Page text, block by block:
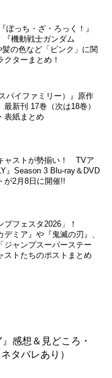
ぼっち・ざ・ろっく！』
『機動戦士ガンダム
の色など「ピンク」に関
ターまとめ！
パイファミリー）』原作
新刊 17巻（次は18巻）
表紙まとめ
ャストが勢揃い！ TVア
』Season 3 Blu-ray＆DVD
が2月8日に開催!!
プフェスタ2026」！
デミア』や『鬼滅の刃』、
ジャンプスーパーステー
ストたちのポストまとめ
』感想＆見どころ・
タバレあり）